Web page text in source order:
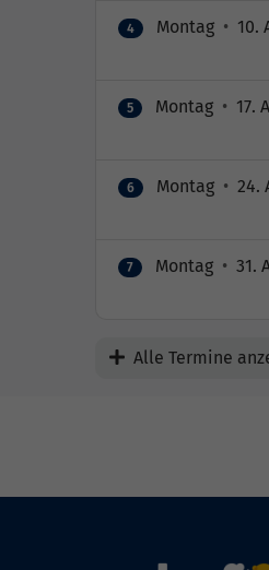
4 Montag • 10.
5 Montag • 17.
6 Montag • 24.
7 Montag • 31.
Alle Termine